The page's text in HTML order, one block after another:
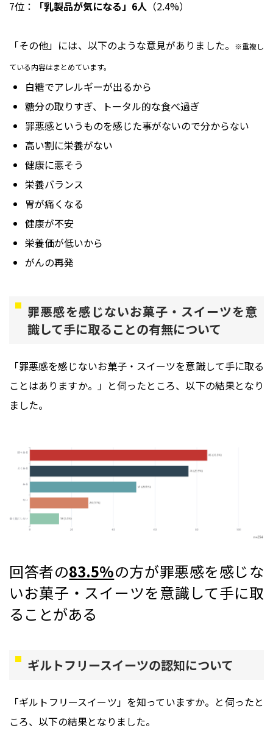
7位：
「乳製品が気になる」6人 （2.4%）
「その他」には、以下のような意見がありました。
※重複し
ている内容はまとめています。
白糖でアレルギーが出るから
糖分の取りすぎ、トータル的な食べ過ぎ
罪悪感というものを感じた事がないので分からない
高い割に栄養がない
健康に悪そう
栄養バランス
胃が痛くなる
健康が不安
栄養価が低いから
がんの再発
罪悪感を感じないお菓子・スイーツを意
識して手に取ることの有無について
「罪悪感を感じないお菓子・スイーツを意識して手に取る
ことはありますか。」と伺ったところ、以下の結果となり
ました。
回答者の83.5%の方が罪悪感を感じな
いお菓子・スイーツを意識して手に取
ることがある
ギルトフリースイーツの認知について
「ギルトフリースイーツ」を知っていますか。と伺ったと
ころ、以下の結果となりました。